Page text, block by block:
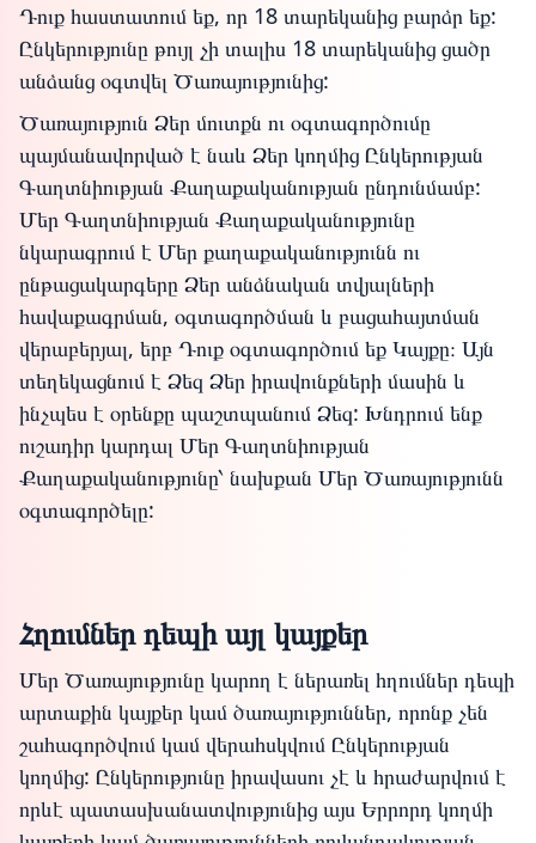
Դուք հաստատում եք, որ 18 տարեկանից բարձր եք:
Ընկերությունը թույլ չի տալիս 18 տարեկանից ցածր
անձանց օգտվել Ծառայությունից:
Ծառայություն Ձեր մուտքն ու օգտագործումը
պայմանավորված է նաև Ձեր կողմից Ընկերության
Գաղտնիության Քաղաքականության ընդունմամբ:
Մեր Գաղտնիության Քաղաքականությունը
նկարագրում է Մեր քաղաքականությունն ու
ընթացակարգերը Ձեր անձնական տվյալների
հավաքագրման, օգտագործման և բացահայտման
վերաբերյալ, երբ Դուք օգտագործում եք Կայքը։ Այն
տեղեկացնում է Ձեզ Ձեր իրավունքների մասին և
ինչպես է օրենքը պաշտպանում Ձեզ: Խնդրում ենք
ուշադիր կարդալ Մեր Գաղտնիության
Քաղաքականությունը՝ նախքան Մեր Ծառայությունն
օգտագործելը:
Հղումներ դեպի այլ կայքեր
Մեր Ծառայությունը կարող է ներառել հղումներ դեպի
արտաքին կայքեր կամ ծառայություններ, որոնք չեն
շահագործվում կամ վերահսկվում Ընկերության
կողմից: Ընկերությունը իրավասու չէ և հրաժարվում է
որևէ պատասխանատվությունից այս Երրորդ կողմի